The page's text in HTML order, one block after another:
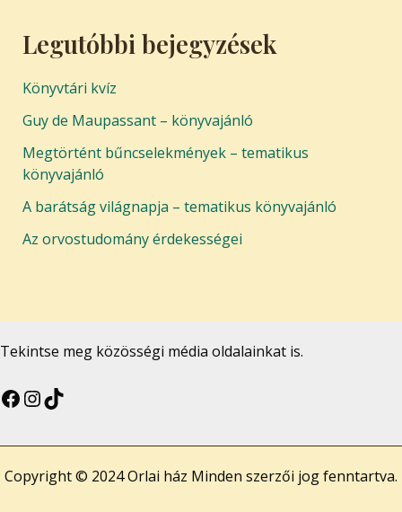
Legutóbbi bejegyzések
Könyvtári kvíz
Guy de Maupassant – könyvajánló
Megtörtént bűncselekmények – tematikus
könyvajánló
A barátság világnapja – tematikus könyvajánló
Az orvostudomány érdekességei
Tekintse meg közösségi média oldalainkat is.
Copyright © 2024 Orlai ház Minden szerzői jog fenntartva.